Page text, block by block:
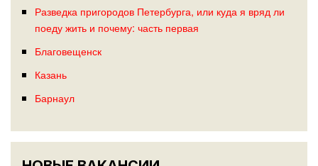
Разведка пригородов Петербурга, или куда я вряд ли
поеду жить и почему: часть первая
Благовещенск
Казань
Барнаул